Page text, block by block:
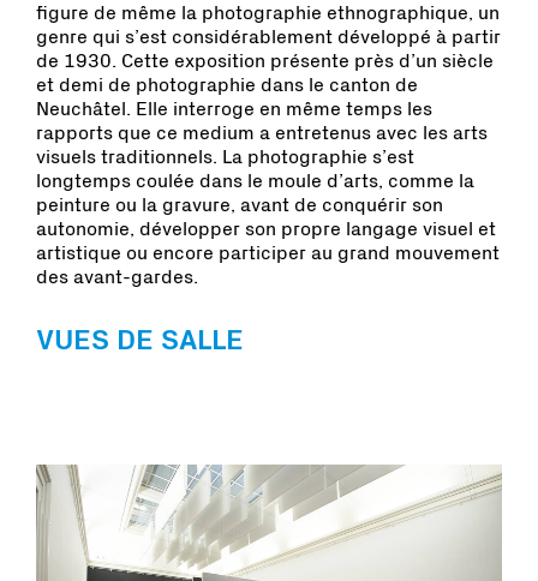
figure de même la photographie ethnographique, un
genre qui s’est considérablement développé à partir
de 1930. Cette exposition présente près d’un siècle
et demi de photographie dans le canton de
Neuchâtel. Elle interroge en même temps les
rapports que ce medium a entretenus avec les arts
visuels traditionnels. La photographie s’est
longtemps coulée dans le moule d’arts, comme la
peinture ou la gravure, avant de conquérir son
autonomie, développer son propre langage visuel et
artistique ou encore participer au grand mouvement
des avant-gardes.
VUES DE SALLE